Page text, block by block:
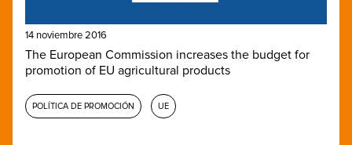
14 noviembre 2016
The European Commission increases the budget for
promotion of EU agricultural products
POLÍTICA DE PROMOCIÓN UE